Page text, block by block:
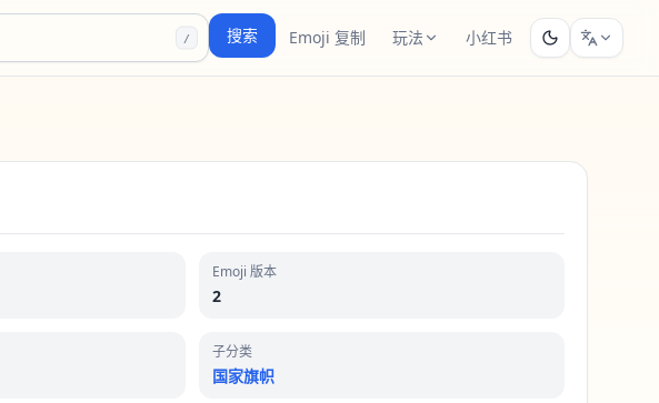
/ 搜索 Emoji 复制 玩法 小红书
Emoji 版本
2
子分类
国家旗帜